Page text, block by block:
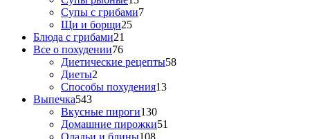
Супы с грибами7
Щи и борщи25
Блюда с грибами21
Все о похудении76
Диетические рецепты58
Диеты2
Способы похудения13
Выпечка543
Вкусные пироги130
Домашние пирожки51